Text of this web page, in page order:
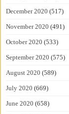
December 2020 (517)
November 2020 (491)
October 2020 (533)
September 2020 (575)
August 2020 (589)
July 2020 (669)
June 2020 (658)